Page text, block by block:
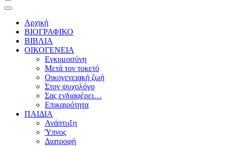
Αρχική
ΒΙΟΓΡΑΦΙΚΟ
ΒΙΒΛΙΑ
ΟΙΚΟΓΕΝΕΙΑ
Εγκυμοσύνη
Μετά τον τοκετό
Οικογενειακή ζωή
Στον ψυχολόγο
Σας ενδιαφέρει…
Επικαιρότητα
ΠΑΙΔΙΑ
Ανάπτυξη
Ύπνος
Διατροφή